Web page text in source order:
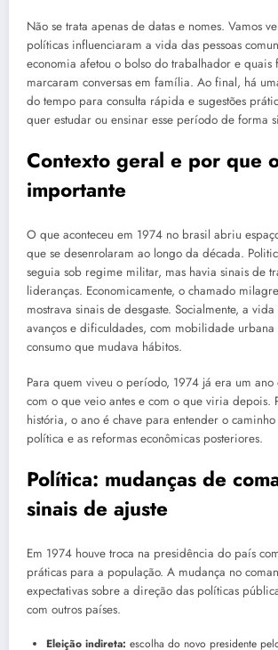
Não se trata apenas de datas e nomes. Vamos
políticas influenciaram a vida das pessoas
economia afetou o bolso do trabalhador e quais
marcaram conversas em família. Ao final, há
do tempo para consulta rápida e sugestões
quer estudar ou ensinar esse período de forma
Contexto geral e por que
importante
O que aconteceu em 1974 no brasil abriu
que se desenrolaram ao longo da década.
seguia sob regime militar, mas havia sinais de
lideranças. Economicamente, o chamado
mostrava sinais de desgaste. Socialmente, a
avanços e dificuldades, com mobilidade urbana
consumo que mudava hábitos.
Para quem viveu o período, 1974 já era um
com o que veio antes e com o que viria depois.
história, o ano é chave para entender o
política e as reformas econômicas posteriores.
Política: mudanças de
sinais de ajuste
Em 1974 houve troca na presidência do país
práticas para a população. A mudança no
expectativas sobre a direção das políticas
com outros países.
Eleição indireta: escolha do novo presidente